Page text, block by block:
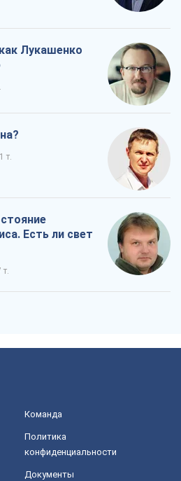
Лукашенко
т.
Есть ли свет
т.
Команда
Политика
конфиденциальности
Документы